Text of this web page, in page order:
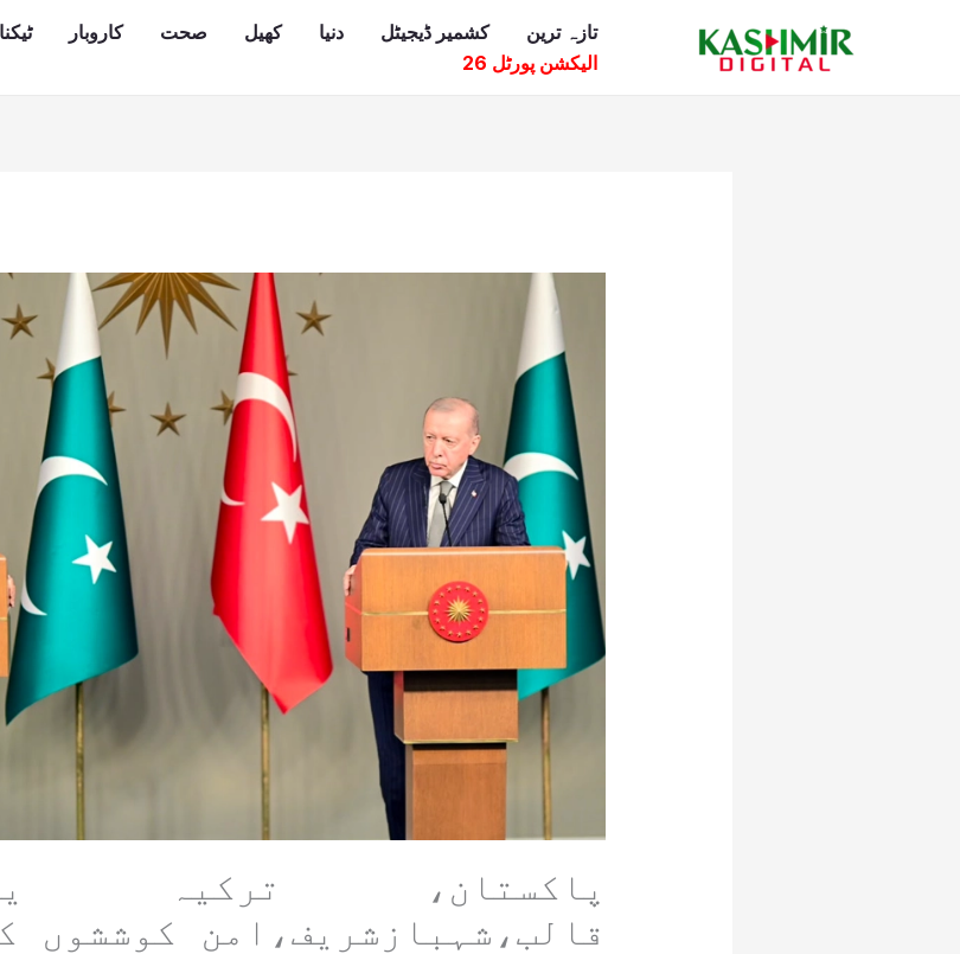
تازہ ترین کشمیر ڈیجیٹل دنیا کھیل صحت کاروبار
الیکشن پورٹل 26
پاکستان، ترکیہ
قالب،شہبازشریف،امن کوششوں